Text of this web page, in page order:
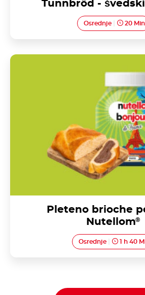
Tunnbröd -
Osrednje 20 Min
Pleteno brioche
Nutellom®
Osrednje 1 h 40